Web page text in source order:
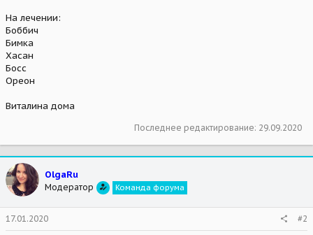
На лечении:
Боббич
Бимка
Хасан
Босс
Ореон
Виталина дома
Последнее редактирование: 29.09.2020
OlgaRu
Модератор Команда форума
17.01.2020 #2